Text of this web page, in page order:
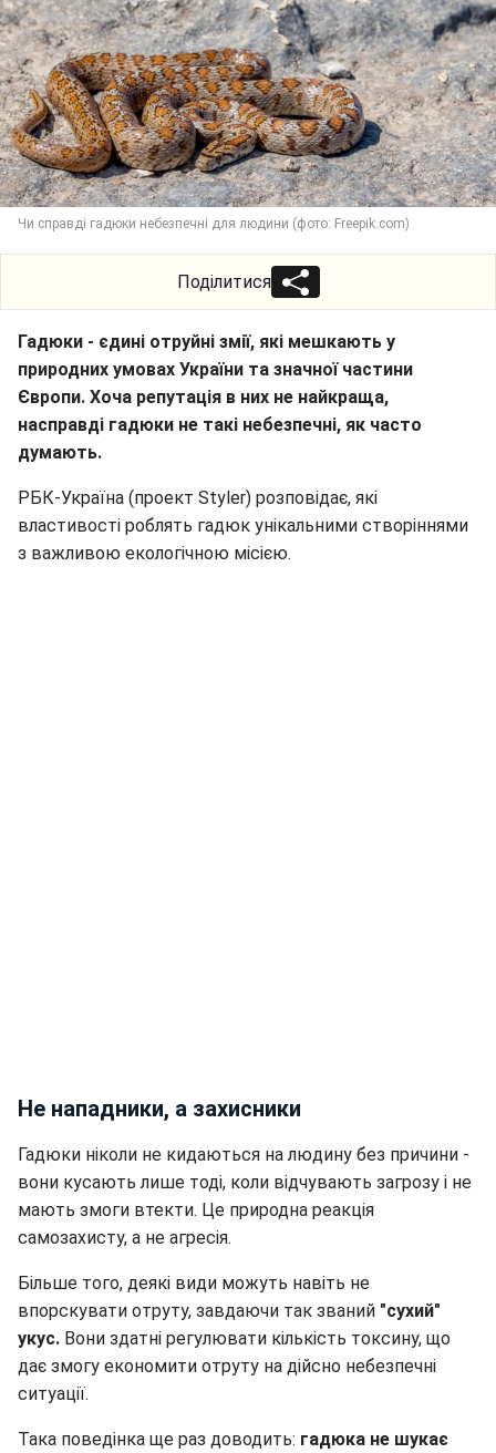
Чи справді гадюки небезпечні для людини (фото: Freepik.com)
Поділитися
Гадюки - єдині отруйні змії, які мешкають у
природних умовах України та значної частини
Європи. Хоча репутація в них не найкраща,
насправді гадюки не такі небезпечні, як часто
думають.
РБК-Україна (проект Styler) розповідає, які
властивості роблять гадюк унікальними створіннями
з важливою екологічною місією.
Не нападники, а захисники
Гадюки ніколи не кидаються на людину без причини -
вони кусають лише тоді, коли відчувають загрозу і не
мають змоги втекти. Це природна реакція
самозахисту, а не агресія.
Більше того, деякі види можуть навіть не
впорскувати отруту, завдаючи так званий "сухий"
укус. Вони здатні регулювати кількість токсину, що
дає змогу економити отруту на дійсно небезпечні
ситуації.
Така поведінка ще раз доводить: гадюка не шукає